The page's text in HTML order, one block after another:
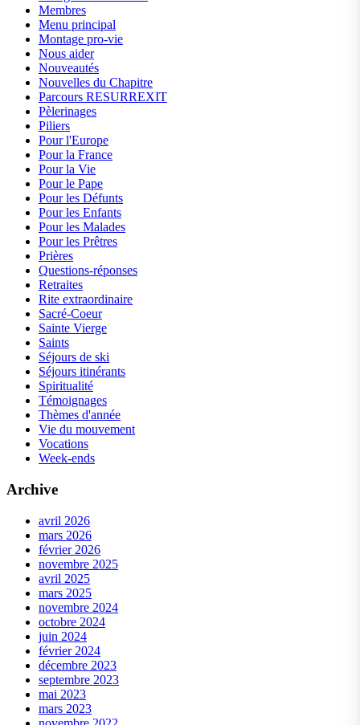
Membres
Menu principal
Montage pro-vie
Nous aider
Nouveautés
Nouvelles du Chapitre
Parcours RESURREXIT
Pèlerinages
Piliers
Pour l'Europe
Pour la France
Pour la Vie
Pour le Pape
Pour les Défunts
Pour les Enfants
Pour les Malades
Pour les Prêtres
Prières
Questions-réponses
Retraites
Rite extraordinaire
Sacré-Coeur
Sainte Vierge
Saints
Séjours de ski
Séjours itinérants
Spiritualité
Témoignages
Thèmes d'année
Vie du mouvement
Vocations
Week-ends
Archive
avril 2026
mars 2026
février 2026
novembre 2025
avril 2025
mars 2025
novembre 2024
octobre 2024
juin 2024
février 2024
décembre 2023
septembre 2023
mai 2023
mars 2023